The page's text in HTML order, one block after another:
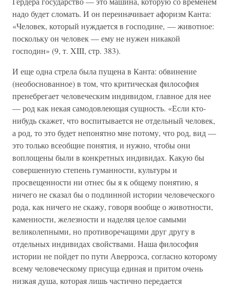
надо будет сломать. И он переиначивает афоризм Канта:
«Человек, который нуждается в господине, — животное:
поскольку он человек — ему не нужен никакой
господин» (9, т. XIII, стр. 383).
И еще одна стрела была пущена в Канта: обвинение
(необоснованное) в том, что критическая философия
пренебрегает человеческим индивидом, главное для нее
— род как некая самодовлеющая сущность. «Если кто-
нибудь скажет, что воспитывается не отдельный человек,
а род, то это будет непонятно мне потому, что род, вид —
это только всеобщие понятия, и нужно, чтобы они
воплощены были в конкретных индивидах. Какую бы
совершенную степень гуманности, культуры и
просвещенности ни отнес бы я к общему понятию, я
ничего не сказал бы о подлинной истории человеческого
рода, как ничего не скажу, говоря вообще о животности,
каменности, железности и наделяя целое самыми
великолепными, но противоречащими друг другу в
отдельных индивидах свойствами. Наша философия
истории не пойдет по пути Аверроэса, согласно которому
всему человеческому присуща единая и притом очень
низкая душа, которая лишь частично передается